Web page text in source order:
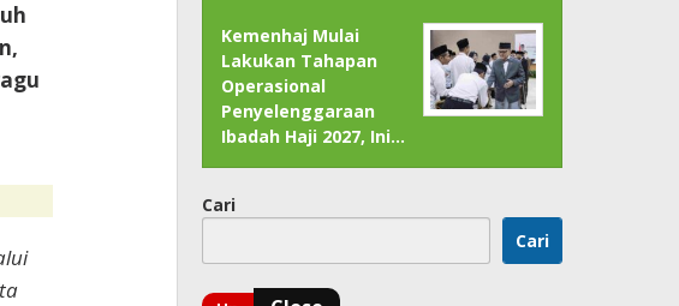
Kemenhaj Mulai
Lakukan Tahapan
Operasional
Penyelenggaraan
Ibadah Haji 2027, Ini…
Cari
Cari